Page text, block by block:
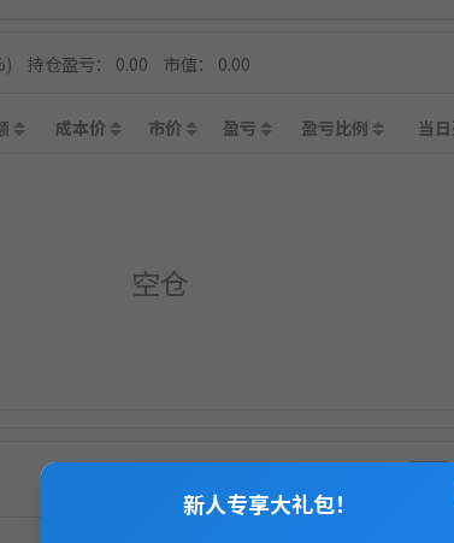
盘支付
持仓盈亏： 0.00 市值： 0.00
成本价 市价 盈亏 盈亏比例 当
空仓
新人专享大礼包！